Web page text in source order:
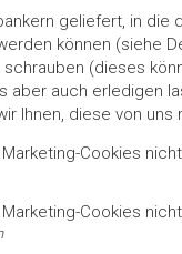
geliefert, in
können (siehe
(dieses
aber auch erledigen
Ihnen, diese von
Cookies
Cookies